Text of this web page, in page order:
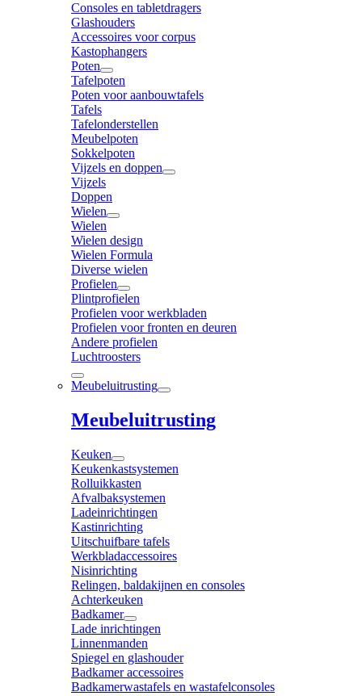
Consoles en tabletdragers
Glashouders
Accessoires voor corpus
Kastophangers
Poten
Tafelpoten
Poten voor aanbouwtafels
Tafels
Tafelonderstellen
Meubelpoten
Sokkelpoten
Vijzels en doppen
Vijzels
Doppen
Wielen
Wielen
Wielen design
Wielen Formula
Diverse wielen
Profielen
Plintprofielen
Profielen voor werkbladen
Profielen voor fronten en deuren
Andere profielen
Luchtroosters
Meubeluitrusting
Meubeluitrusting
Keuken
Keukenkastsystemen
Rolluikkasten
Afvalbaksystemen
Ladeinrichtingen
Kastinrichting
Uitschuifbare tafels
Werkbladaccessoires
Nisinrichting
Relingen, baldakijnen en consoles
Achterkeuken
Badkamer
Lade inrichtingen
Linnenmanden
Spiegel en glashouder
Badkamer accessoires
Badkamerwastafels en wastafelconsoles